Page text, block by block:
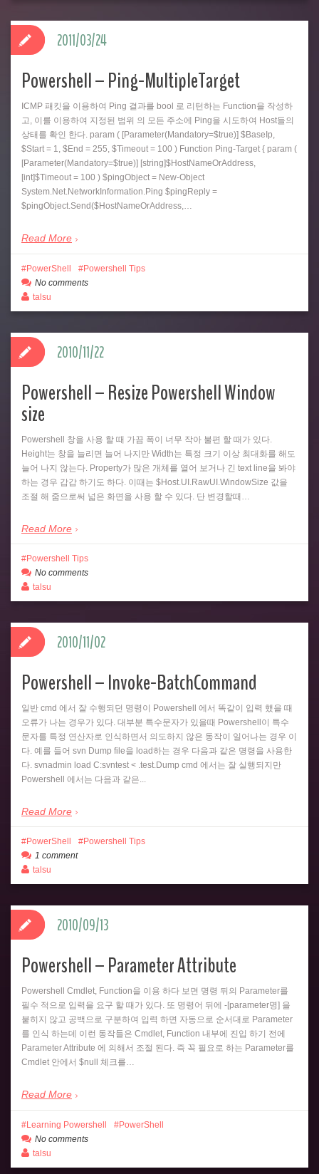
Powershell – Ping-MultipleTarget
ICMP 패킷을 이용하여 Ping 결과를 bool 로 리턴하는 Function을 작성하
고, 이를 이용하여 지정된 범위 의 모든 주소에 Ping을 시도하여 Host들의
상태를 확인 한다. param ( [Parameter(Mandatory=$true)] $BaseIp,
$Start = 1, $End = 255, $Timeout = 100 ) Function Ping-Target { param (
[Parameter(Mandatory=$true)] [string]$HostNameOrAddress,
[int]$Timeout = 100 ) $pingObject = New-Object
System.Net.NetworkInformation.Ping $pingReply =
$pingObject.Send($HostNameOrAddress,…
Read More
2011/03/24
PowerShell
Powershell Tips
No comments
talsu
Powershell – Resize Powershell Window
size
Powershell 창을 사용 할 때 가끔 폭이 너무 작아 불편 할 때가 있다.
Height는 창을 늘리면 늘어 나지만 Width는 특정 크기 이상 최대화를 해도
늘어 나지 않는다. Property가 많은 개체를 열어 보거나 긴 text line을 봐야
하는 경우 갑갑 하기도 하다. 이때는 $Host.UI.RawUI.WindowSize 값을
조절 해 줌으로써 넓은 화면을 사용 할 수 있다. 단 변경할때…
Read More
2010/11/22
Powershell Tips
No comments
talsu
Powershell – Invoke-BatchCommand
일반 cmd 에서 잘 수행되던 명령이 Powershell 에서 똑같이 입력 했을 때
오류가 나는 경우가 있다. 대부분 특수문자가 있을때 Powershell이 특수
문자를 특정 연산자로 인식하면서 의도하지 않은 동작이 일어나는 경우 이
다. 예를 들어 svn Dump file을 load하는 경우 다음과 같은 명령을 사용한
다. svnadmin load C:svntest < .test.Dump cmd 에서는 잘 실행되지만
Powershell 에서는 다음과 같은...
Read More
2010/11/02
PowerShell
Powershell Tips
1 comment
talsu
Powershell – Parameter Attribute
Powershell Cmdlet, Function을 이용 하다 보면 명령 뒤의 Parameter를
필수 적으로 입력을 요구 할 때가 있다. 또 명령어 뒤에 -[parameter명] 을
붙히지 않고 공백으로 구분하여 입력 하면 자동으로 순서대로 Parameter
를 인식 하는데 이런 동작들은 Cmdlet, Function 내부에 진입 하기 전에
Parameter Attribute 에 의해서 조절 된다. 즉 꼭 필요로 하는 Parameter를
Cmdlet 안에서 $null 체크를…
Read More
2010/09/13
Learning Powershell
PowerShell
No comments
talsu